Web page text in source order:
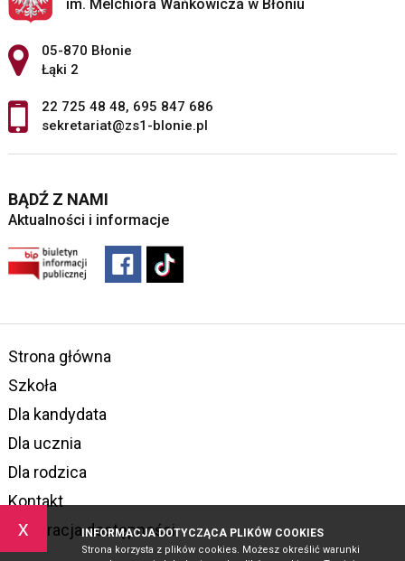
x INFORMACJA DOTYCZĄCA PLIKÓW COOKIES
Strona korzysta z plików cookies. Możesz określić warunki
im. Melchiora Wańkowicza w Błoniu
Adres pocztowy:
05-870 Błonie
Łąki 2
22 725 48 48, 695 847 686
sekretariat@zs1-blonie.pl
BĄDŹ Z NAMI
Aktualności i informacje
Strona główna
Szkoła
Dla kandydata
Dla ucznia
Dla rodzica
Kontakt
Deklaracja dostępności